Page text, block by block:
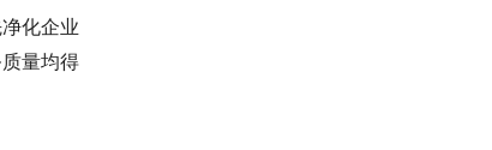
化企业
量均得